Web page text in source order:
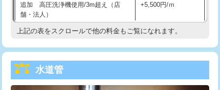
給水管工事※（塩ビ管（VP・HI）使
用/3ｍまで)
33,000円
給水管工事※（塩ビ管（VP・HI）使
+8,800円
給水管工事※（ライニング鋼管・銅
管・ポリ管・HT管使用/3ｍまで)
追加 高圧洗浄機使用/3m超え（店
舗・法人）
+5,500円/ｍ
高度高圧洗浄換 現地調査
トーラー機使用/3mまで
上記の表をスクロールで他の料金もご覧になれます。
水道管